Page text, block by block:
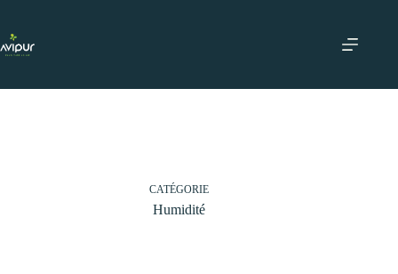
contenu
CATÉGORIE
Humidité